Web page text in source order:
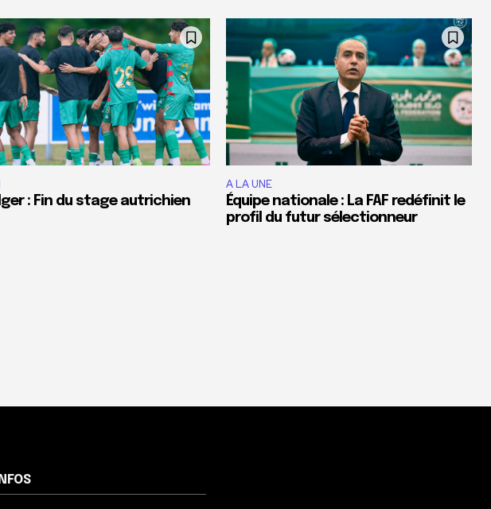
: Fin du stage autrichien
A LA UNE
Équipe nationale : La FAF redéfinit le
profil du futur sélectionneur